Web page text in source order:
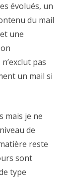
évolués, un
du mail
une
pas
un mail si
mais je ne
de
reste
sont
type